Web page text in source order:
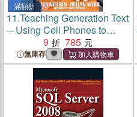
滿額折
11.Teaching Generation Text
─ Using Cell Phones to
Enhance Learning
9 785
無庫存